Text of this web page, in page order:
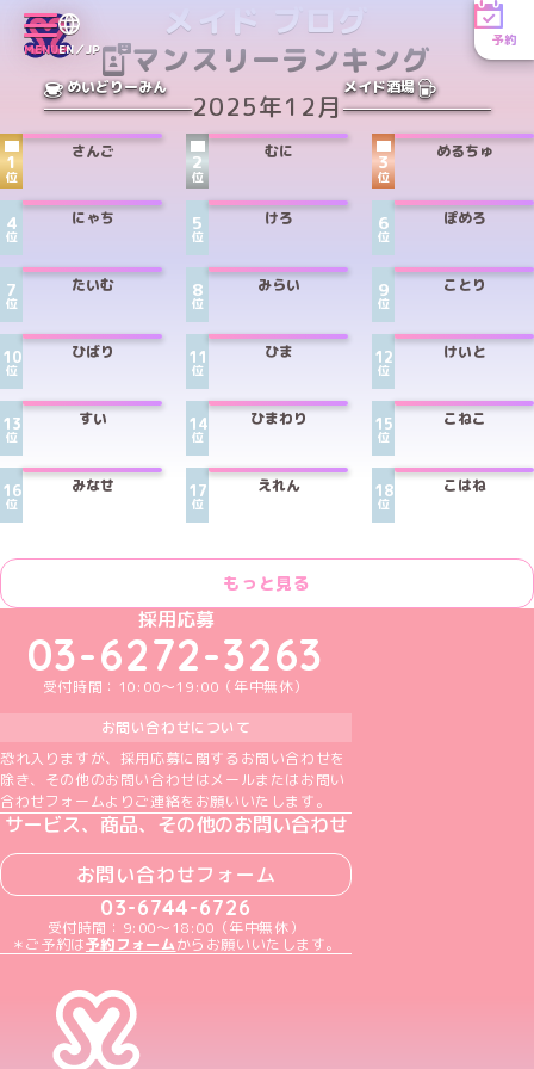
MENUEN／JP
予約
めいどりーみん メイド酒場
メイド ブログ
マンスリーランキング
2025年12月
1
位
さんご
2
位
むに
3
位
めるちゅ
4
位
にゃち 5
位
けろ 6
位
ぽめろ
7
位
たいむ 8
位
みらい 9
位
ことり
10
位
ひばり 11
位
ひま 12
位
けいと
13
位
すい 14
位
ひまわり 15
位
こねこ
16
位
みなせ 17
位
えれん 18
位
こはね
もっと見る
めいどりーみんTikTok公式アカウント
めいどりーみんX公式アカウント
めいどりーみんInstagram公式アカウント
めいどりーみんFacebook公式アカウン
めいどりーみんYouTube公式アカ
採用応募
03-6272-3263
受付時間：10:00～19:00（年中無休）
お問い合わせについて
恐れ入りますが、採用応募に関するお問い合わせを
除き、その他のお問い合わせはメールまたはお問い
合わせフォームよりご連絡をお願いいたします。
サービス、商品、その他のお問い合わせ
お問い合わせフォーム
03-6744-6726
受付時間：9:00～18:00（年中無休）
＊ご予約は予約フォームからお願いいたします。